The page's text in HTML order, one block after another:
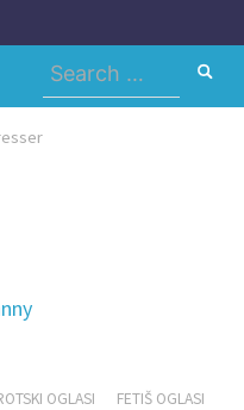
Search
for:
OGLASI
FETIŠ OGLASI